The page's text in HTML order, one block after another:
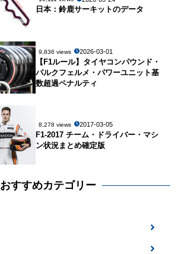
日本：鈴鹿サーキットのデータ
9,836 views 2026-03-01
【F1ルール】タイヤコンパウンド・
パルクフェルメ・パワーユニット基
数超過ペナルティ
8,278 views 2017-03-05
F1-2017 チーム・ドライバー・マシ
ン状況まとめ確定版
おすすめカテゴリー